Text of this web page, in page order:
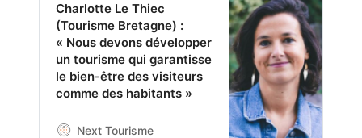
territoire pour une
labellisation « Grand site de
France ».
Charlotte Le Thiec
(Tourisme Bretagne) :
« Nous devons développer
un tourisme qui garantisse
le bien-être des visiteurs
comme des habitants »
Next Tourisme